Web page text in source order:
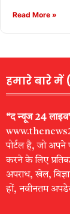
Read More »
हमारे बारे में
“द न्यूज 24
पोर्टल है, जो अपने
करने के लिए
अपराध, खेल,
हों, नवीनतम